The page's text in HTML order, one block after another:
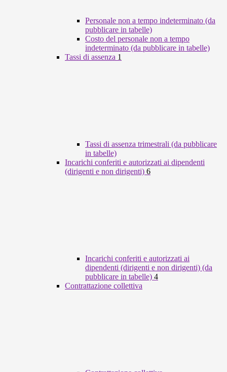
Personale non a tempo indeterminato (da
pubblicare in tabelle)
Costo del personale non a tempo
indeterminato (da pubblicare in tabelle)
Tassi di assenza 1
Tassi di assenza trimestrali (da pubblicare
in tabelle)
Incarichi conferiti e autorizzati ai dipendenti
(dirigenti e non dirigenti) 6
Incarichi conferiti e autorizzati ai
dipendenti (dirigenti e non dirigenti) (da
pubblicare in tabelle) 4
Contrattazione collettiva